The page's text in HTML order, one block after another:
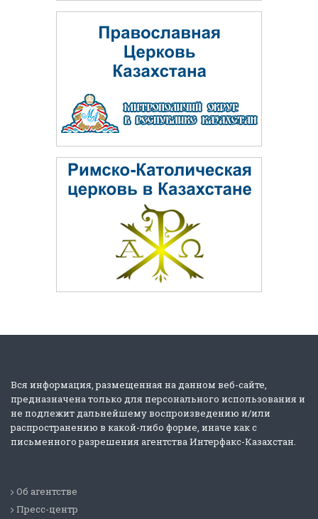
Вся информация, размещенная на данном веб-сайте,
предназначена только для персонального использования и
не подлежит дальнейшему воспроизведению и/или
распространению в какой-либо форме, иначе как с
письменного разрешения агентства Интерфакс-Казахстан.
Об агентстве
Пресс-центр